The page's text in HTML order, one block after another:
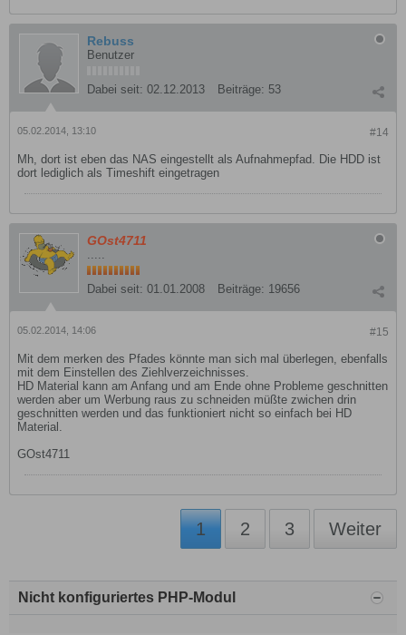
Rebuss
Benutzer
Dabei seit: 02.12.2013 Beiträge: 53
#14
05.02.2014, 13:10
Mh, dort ist eben das NAS eingestellt als Aufnahmepfad. Die HDD ist
dort lediglich als Timeshift eingetragen
GOst4711
.....
Dabei seit: 01.01.2008 Beiträge: 19656
#15
05.02.2014, 14:06
Mit dem merken des Pfades könnte man sich mal überlegen, ebenfalls
mit dem Einstellen des Ziehlverzeichnisses.
HD Material kann am Anfang und am Ende ohne Probleme geschnitten
werden aber um Werbung raus zu schneiden müßte zwichen drin
geschnitten werden und das funktioniert nicht so einfach bei HD
Material.
GOst4711
1 2 3 Weiter
Nicht konfiguriertes PHP-Modul